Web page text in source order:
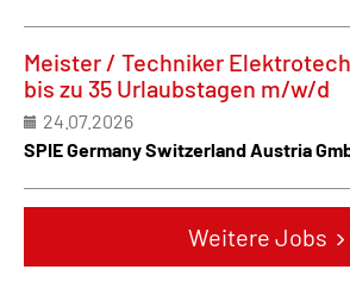
Meister / Techniker
bis zu 35 Urlaubstagen m/w/d
24.07.2026
SPIE Germany Switzerland Austria
Weitere Jobs